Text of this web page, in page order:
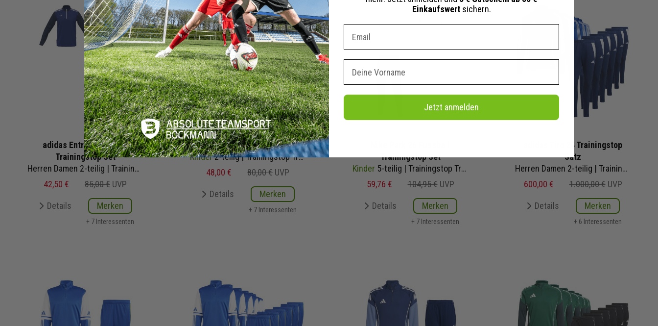
adidas Entrada MiTeam
Trainingstop Set
Herren Damen 2-teilig | Trainingstop Trainingshose
42,50 €
85,00 € UVP
Details Merken
+ 7 Interessenten
adidas Tiro 24 Trainingstop Set
Kinder2-teilig | Trainingstop Trainingshose
48,00 €
80,00 € UVP
Details Merken
+ 7 Interessenten
Trainingstop Set
Kinder 5-teilig | Trainingstop Trainingshose Trainingsshirt Short Fussballsocken | Fußball Komplettset
59,76 €
104,95 € UVP
Details Merken
+ 7 Interessenten
adidas Tiro 24 Trainingstop
Satz
Herren Damen 2-teilig | Trainingstop Trainingshose
600,00 €
1.000,00 € UVP
Details Merken
+ 6 Interessenten
Einkaufswertsichern.
Jetzt anmelden